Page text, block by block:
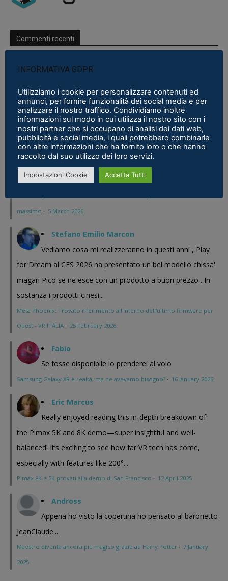
Commenti recenti
Stefano Emilio Marcon
Pimax Super Micro-OLED: il modulo definitivo per chi vuole il
massimo·5 March 2026
Stefano Emilio Marcon
Visto cosa sta' preparando Pico sia lato hardware
che lato software dico chip dedicati. Aspetto di vedere
ulteriori notizie =) !!
massimo · 5 March 2026
Stefano Emilio Marcon
Vediamo cosa mi realizzeranno in questi anni , Play
for Dream al CES 2026 ha presentato un bel modello chissa'
magari Pico se ne esce con un prodotto a buon prezzo . In
sostanza i prodotti cinesi...
Meta Phoenix: Trovato riferimento all'interno dell'ultimo firmware per
Quest - VR ITALIA · 25 February 2026
Fabio
Se fosse disponibile lo prenderei al volo
Samsung Galaxy XR è realtà, ma ne avevamo bisogno? · 16 January 2026
Eric Marcus
Really enjoyed reading this in-depth breakdown of
the Pimax 5K and 8K demo—super insightful and well-
balanced! It’s exciting to see how far VR tech has come,
especially with features like 200°...
Pimax 8K e 5K provati alla demo di San Francisco · 12 April 2025
Andross
Appena ho visto la copertina ho pensato al baronetto
JeanClaude....
Maestro diventa ancora più magico grazie ad Harry Potter · 7 January
2025
INFORMATIVA GDPR
Utilizziamo i cookie per personalizzare contenuti ed
annunci, per fornire funzionalità dei social media e per
analizzare il nostro traffico. Condividiamo inoltre
informazioni sul modo in cui utilizza il nostro sito con i
nostri partner che si occupano di analisi dei dati web,
pubblicità e social media, i quali potrebbero combinarle
con altre informazioni che ha fornito loro o che hanno
raccolto dal suo utilizzo dei loro servizi.
Impostazioni Cookie Accetta Tutti